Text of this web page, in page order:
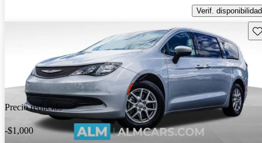
Verif. disponibilidad
Precio reducido
-$1,000